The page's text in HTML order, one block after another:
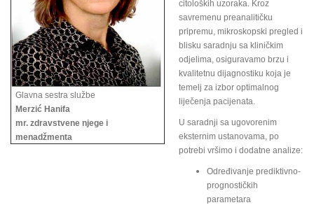
Glavna sestra službe
Merzić Hanifa
mr. zdravstvene njege i
menadžmenta
citoloških uzoraka. Kroz
savremenu preanalitičku
pripremu, mikroskopski pregled i
blisku saradnju sa kliničkim
odjelima, osiguravamo brzu i
kvalitetnu dijagnostiku koja je
temelj za izbor optimalnog
liječenja pacijenata.
U saradnji sa ugovorenim
eksternim ustanovama, po
potrebi vršimo i dodatne analize:
Određivanje prediktivno-
prognostičkih
parametara